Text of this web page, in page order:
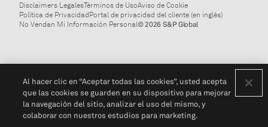
Disclaimers LegalesTérminos de UsoAviso de Cookie
Política de PrivacidadPortal de privacidad del cliente (en inglés)
No Vendan Mi Información Personal© 2026 S&P Global
Al hacer clic en “Aceptar todas las cookies”, usted acepta
que las cookies se guarden en su dispositivo para mejorar
la navegación del sitio, analizar el uso del mismo, y
colaborar con nuestros estudios para marketing.